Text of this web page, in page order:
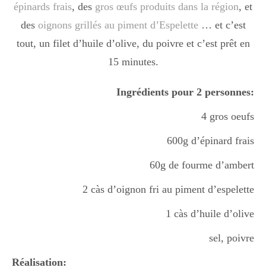
épinards frais, des gros œufs produits dans la région, et
des oignons grillés au piment d’Espelette… et c’est
tout, un filet d’huile d’olive, du poivre et c’est prêt en
15 minutes.
Ingrédients pour 2 personnes:
4 gros oeufs
600g d’épinard frais
60g de fourme d’ambert
2 càs d’oignon fri au piment d’espelette
1 càs d’huile d’olive
sel, poivre
Réalisation: